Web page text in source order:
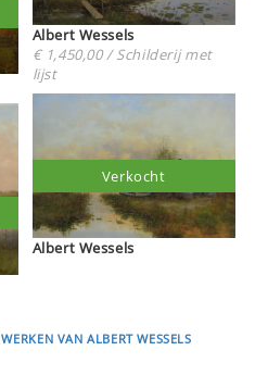
Albert Wessels
€ 1,450,00 / Schilderij met
lijst
Albert Wessels
Verkocht
VAN ALBERT WESSELS